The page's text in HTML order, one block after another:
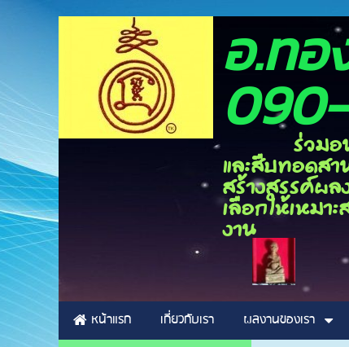
อ.ท
ร่วมอนุรัก
และสืบทอดส
สร้างสรรค์ผ
เลือกให้เหม
งาน
หน้าแรก เกี่ยวกับเรา ผลงานของเรา